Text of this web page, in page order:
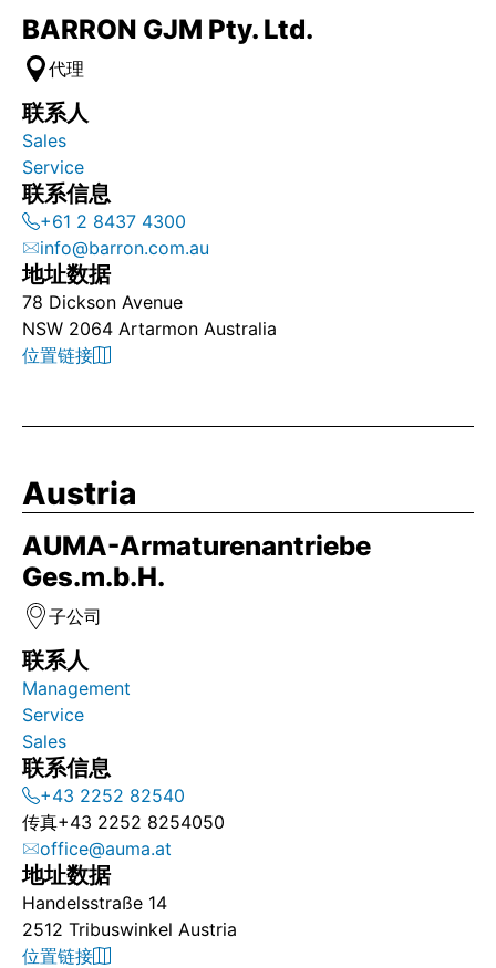
BARRON GJM Pty. Ltd.
代理
联系人
Sales
Service
联系信息
+61 2 8437 4300
info@barron.com.au
地址数据
78 Dickson Avenue
NSW 2064 Artarmon Australia
位置链接
Austria
AUMA-Armaturenantriebe
Ges.m.b.H.
子公司
联系人
Management
Service
Sales
联系信息
+43 2252 82540
传真+43 2252 8254050
office@auma.at
地址数据
Handelsstraße 14
2512 Tribuswinkel Austria
位置链接